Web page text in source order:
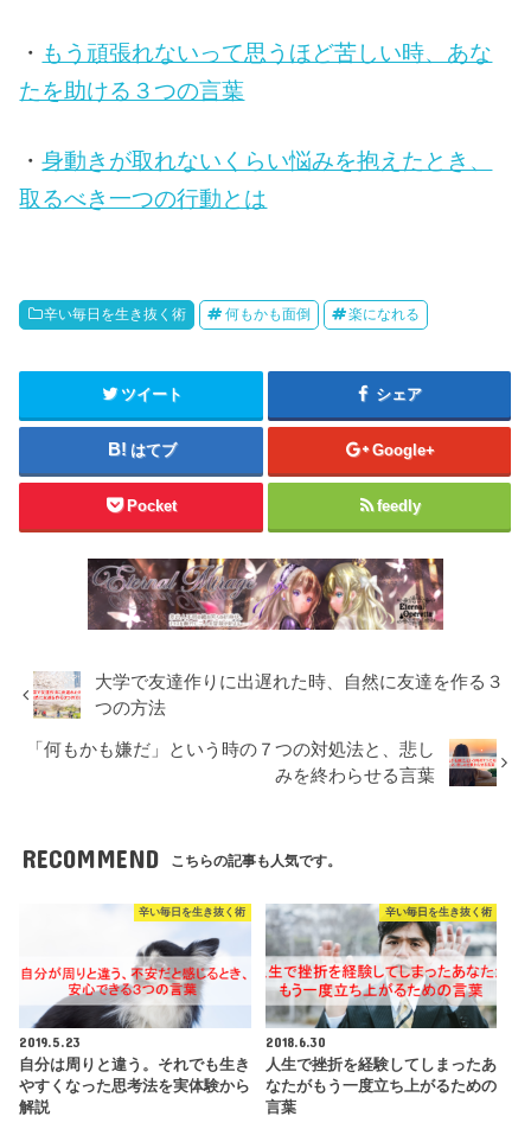
・ もう頑張れないって思うほど苦しい時、あな
たを助ける３つの言葉
・身動きが取れないくらい悩みを抱えたとき、
取るべき一つの行動とは
辛い毎日を生き抜く術 何もかも面倒 楽になれる
ツイート シェア
はてブ Google+
Pocket feedly
大学で友達作りに出遅れた時、自然に友達を作る３
つの方法
「何もかも嫌だ」という時の７つの対処法と、悲し
みを終わらせる言葉
RECOMMEND こちらの記事も人気です。
辛い毎日を生き抜く術
2019.5.23
自分は周りと違う。それでも生き
やすくなった思考法を実体験から
解説
辛い毎日を生き抜く術
2018.6.30
人生で挫折を経験してしまったあ
なたがもう一度立ち上がるための
言葉